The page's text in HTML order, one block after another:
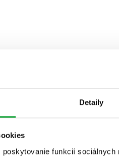
Detaily
poskytovanie funkcií